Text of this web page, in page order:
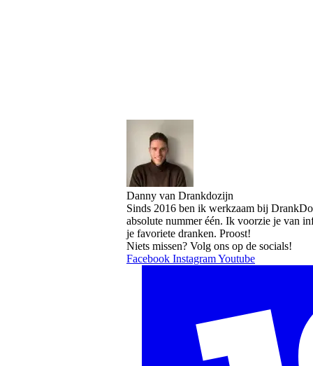
Danny van Drankdozijn
Sinds 2016 ben ik werkzaam bij
absolute nummer één. Ik voorzie je van
je favoriete dranken. Proost!
Niets missen? Volg ons op de socials!
Facebook InstagramYoutube